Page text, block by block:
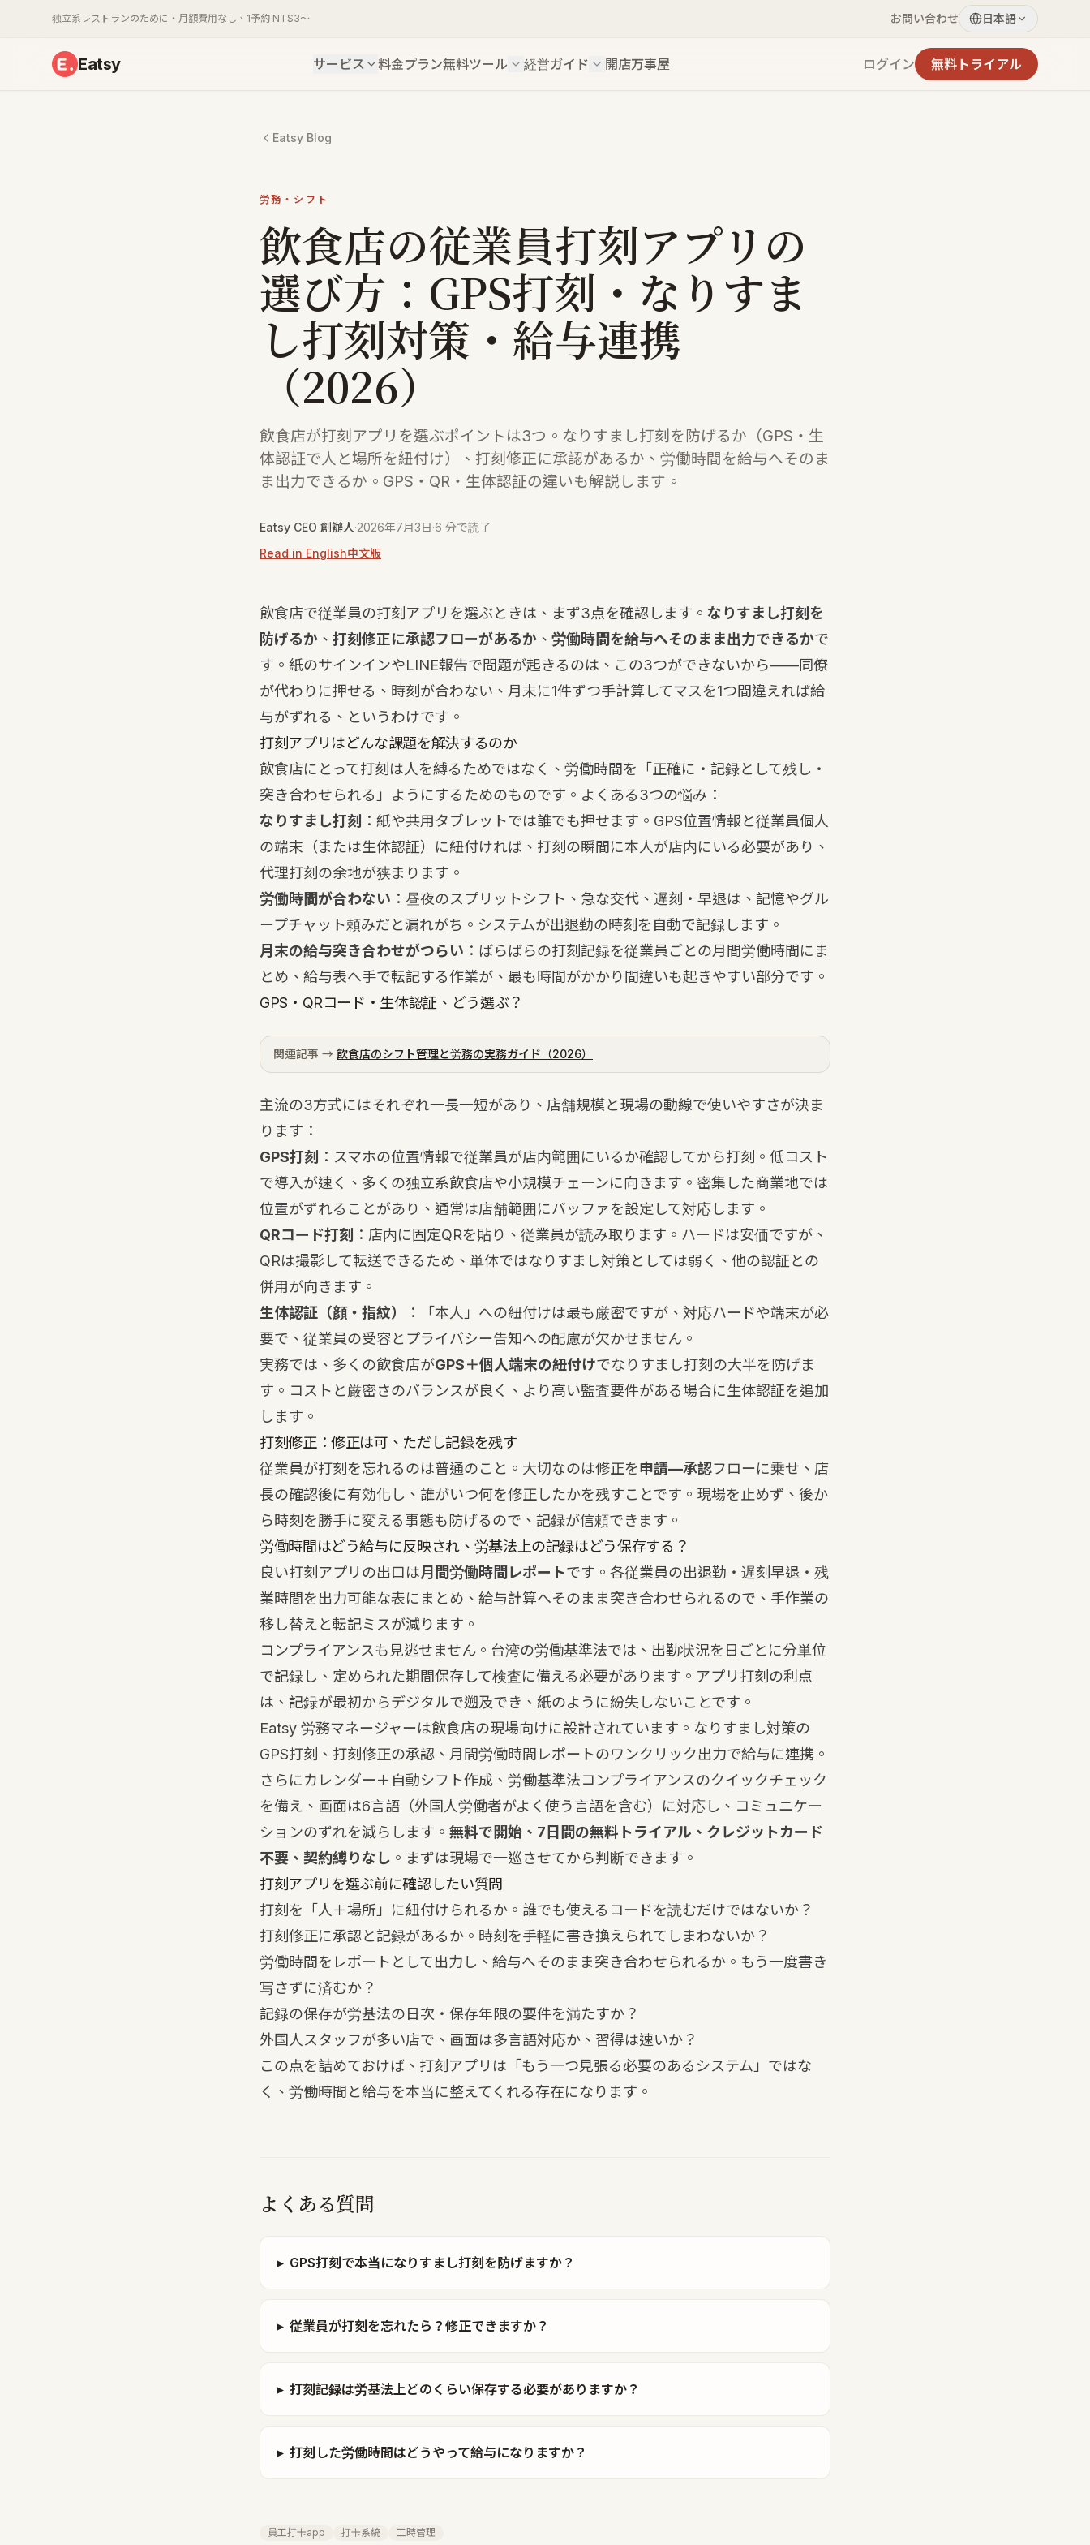
独立系レストランのために・月額費用なし、1予約 NT$3〜 お問い合わせ 日本語
Eatsy サービス 料金プラン無料ツール 経営ガイド 開店万事屋 ログイン 無料トライアル
Eatsy Blog
労務・シフト
飲食店の従業員打刻アプリの
選び方：GPS打刻・なりすま
し打刻対策・給与連携
（2026）
飲食店が打刻アプリを選ぶポイントは3つ。なりすまし打刻を防げるか（GPS・生
体認証で人と場所を紐付け）、打刻修正に承認があるか、労働時間を給与へそのま
ま出力できるか。GPS・QR・生体認証の違いも解説します。
Eatsy CEO 創辦人·2026年7月3日·6 分で読了
Read in English中文版
飲食店で従業員の打刻アプリを選ぶときは、まず3点を確認します。 なりすまし打刻を
防げるか 、 打刻修正に承認フローがあるか 、 労働時間を給与へそのまま出力できるかで
す。紙のサインインやLINE報告で問題が起きるのは、この3つができないから——同僚
が代わりに押せる、時刻が合わない、月末に1件ずつ手計算してマスを1つ間違えれば給
与がずれる、というわけです。
打刻アプリはどんな課題を解決するのか
飲食店にとって打刻は人を縛るためではなく、労働時間を「正確に・記録として残し・
突き合わせられる」ようにするためのものです。よくある3つの悩み：
なりすまし打刻 ：紙や共用タブレットでは誰でも押せます。GPS位置情報と従業員個人
の端末（または生体認証）に紐付ければ、打刻の瞬間に本人が店内にいる必要があり、
代理打刻の余地が狭まります。
労働時間が合わない ：昼夜のスプリットシフト、急な交代、遅刻・早退は、記憶やグル
ープチャット頼みだと漏れがち。システムが出退勤の時刻を自動で記録します。
月末の給与突き合わせがつらい ：ばらばらの打刻記録を従業員ごとの月間労働時間にま
とめ、給与表へ手で転記する作業が、最も時間がかかり間違いも起きやすい部分です。
GPS・QRコード・生体認証、どう選ぶ？
関連記事 → 飲食店のシフト管理と労務の実務ガイド（2026）
主流の3方式にはそれぞれ一長一短があり、店舗規模と現場の動線で使いやすさが決ま
ります：
GPS打刻 ：スマホの位置情報で従業員が店内範囲にいるか確認してから打刻。低コスト
で導入が速く、多くの独立系飲食店や小規模チェーンに向きます。密集した商業地では
位置がずれることがあり、通常は店舗範囲にバッファを設定して対応します。
QRコード打刻 ：店内に固定QRを貼り、従業員が読み取ります。ハードは安価ですが、
QRは撮影して転送できるため、単体ではなりすまし対策としては弱く、他の認証との
併用が向きます。
生体認証（顔・指紋）
：「本人」への紐付けは最も厳密ですが、対応ハードや端末が必
要で、従業員の受容とプライバシー告知への配慮が欠かせません。
実務では、多くの飲食店がGPS＋個人端末の紐付けでなりすまし打刻の大半を防げま
す。コストと厳密さのバランスが良く、より高い監査要件がある場合に生体認証を追加
します。
打刻修正：修正は可、ただし記録を残す
従業員が打刻を忘れるのは普通のこと。大切なのは修正を申請—承認フローに乗せ、店
長の確認後に有効化し、誰がいつ何を修正したかを残すことです。現場を止めず、後か
ら時刻を勝手に変える事態も防げるので、記録が信頼できます。
労働時間はどう給与に反映され、労基法上の記録はどう保存する？
良い打刻アプリの出口は月間労働時間レポートです。各従業員の出退勤・遅刻早退・残
業時間を出力可能な表にまとめ、給与計算へそのまま突き合わせられるので、手作業の
移し替えと転記ミスが減ります。
コンプライアンスも見逃せません。台湾の労働基準法では、出勤状況を日ごとに分単位
で記録し、定められた期間保存して検査に備える必要があります。アプリ打刻の利点
は、記録が最初からデジタルで遡及でき、紙のように紛失しないことです。
Eatsy 労務マネージャーは飲食店の現場向けに設計されています。なりすまし対策の
GPS打刻、打刻修正の承認、月間労働時間レポートのワンクリック出力で給与に連携。
さらにカレンダー＋自動シフト作成、労働基準法コンプライアンスのクイックチェック
を備え、画面は6言語（外国人労働者がよく使う言語を含む）に対応し、コミュニケー
ションのずれを減らします。 無料で開始、7日間の無料トライアル、クレジットカード
不要、契約縛りなし 。まずは現場で一巡させてから判断できます。
打刻アプリを選ぶ前に確認したい質問
打刻を「人＋場所」に紐付けられるか。誰でも使えるコードを読むだけではないか？
打刻修正に承認と記録があるか。時刻を手軽に書き換えられてしまわないか？
労働時間をレポートとして出力し、給与へそのまま突き合わせられるか。もう一度書き
写さずに済むか？
記録の保存が労基法の日次・保存年限の要件を満たすか？
外国人スタッフが多い店で、画面は多言語対応か、習得は速いか？
この点を詰めておけば、打刻アプリは「もう一つ見張る必要のあるシステム」ではな
く、労働時間と給与を本当に整えてくれる存在になります。
よくある質問
▸ GPS打刻で本当になりすまし打刻を防げますか？
▸ 従業員が打刻を忘れたら？修正できますか？
▸ 打刻記録は労基法上どのくらい保存する必要がありますか？
▸ 打刻した労働時間はどうやって給与になりますか？
員工打卡app 打卡系統 工時管理